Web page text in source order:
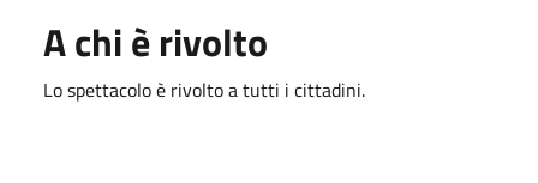
A chi è rivolto
Lo spettacolo è rivolto a tutti i cittadini.